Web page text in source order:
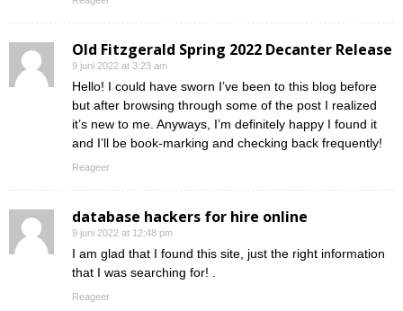
Old Fitzgerald Spring 2022 Decanter Release
9 juni 2022 at 3:23 am
Hello! I could have sworn I’ve been to this blog before
but after browsing through some of the post I realized
it’s new to me. Anyways, I’m definitely happy I found it
and I’ll be book-marking and checking back frequently!
Reageer
database hackers for hire online
9 juni 2022 at 12:48 pm
I am glad that I found this site, just the right information
that I was searching for! .
Reageer